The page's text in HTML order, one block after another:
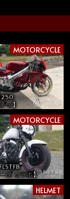
MOTORCYCLE
ィ】
MOTORCYCLE
ズ コラボ】
HELMET